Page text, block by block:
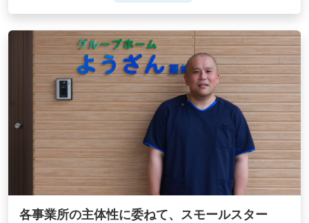
各事業所の主体性に委ねて、スモールスター